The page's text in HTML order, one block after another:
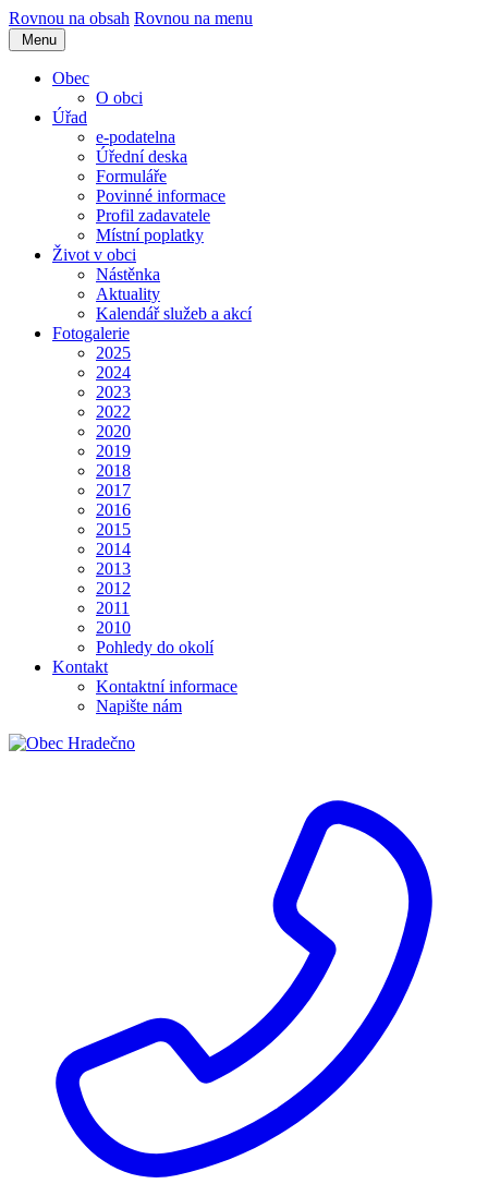
Rovnou na obsah Rovnou na menu
Menu
Obec
O obci
Úřad
e-podatelna
Úřední deska
Formuláře
Povinné informace
Profil zadavatele
Místní poplatky
Život v obci
Nástěnka
Aktuality
Kalendář služeb a akcí
Fotogalerie
2025
2024
2023
2022
2020
2019
2018
2017
2016
2015
2014
2013
2012
2011
2010
Pohledy do okolí
Kontakt
Kontaktní informace
Napište nám